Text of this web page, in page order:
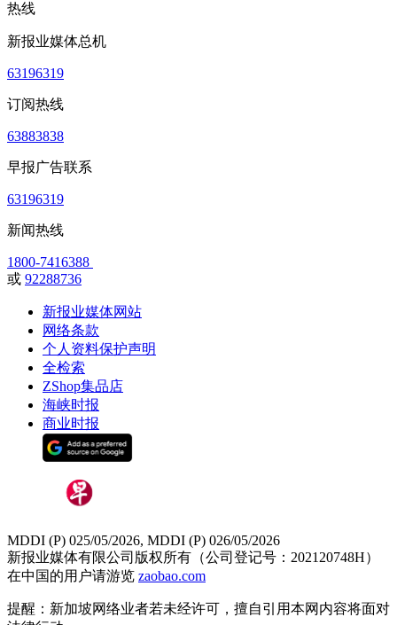
热线
新报业媒体总机
63196319
订阅热线
63883838
早报广告联系
63196319
新闻热线
1800-7416388
或 92288736
新报业媒体网站
网络条款
个人资料保护声明
全检索
ZShop集品店
海峡时报
商业时报
MDDI (P) 025/05/2026, MDDI (P) 026/05/2026
新报业媒体有限公司版权所有（公司登记号：202120748H）
在中国的用户请游览 zaobao.com
提醒：新加坡网络业者若未经许可，擅自引用本网内容将面对